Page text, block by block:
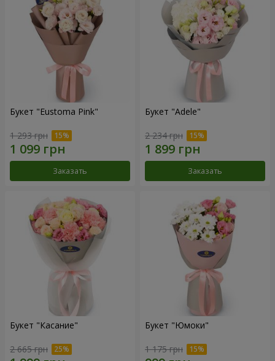
Букет "Eustoma Pink"
1 293 грн
Заказать
Букет "Adele"
2 234 грн
Заказать
Букет "Касание"
2 665 грн
Букет "Юмоки"
1 175 грн